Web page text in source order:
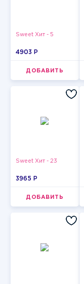
Sweet Хит - 5
4903 P
ДОБАВИТЬ
Sweet Хит - 23
3965 P
ДОБАВИТЬ